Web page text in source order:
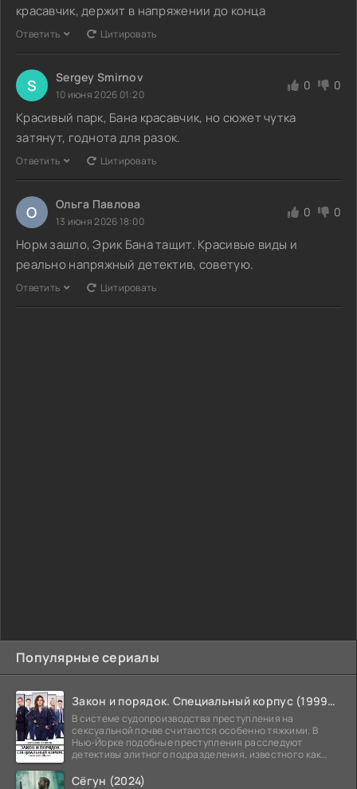
Популярные сериалы
Закон и порядок. Специальный корпус (1999-2026)
В системе судопроизводства преступления на
сексуальной почве считаются особенно тяжкими. В
Нью-Йорке подобные преступления расследуют
детективы элитного подразделения, известного как
Сёгун (2024)
красавчик, держит в напряжении до конца
Ответить Цитировать
S Sergey Smirnov
10 июня 2026 01:20
0 0
Красивый парк, Бана красавчик, но сюжет чутка
затянут, годнота для разок.
Ответить Цитировать
О Ольга Павлова
13 июня 2026 18:00
0 0
Норм зашло, Эрик Бана тащит. Красивые виды и
реально напряжный детектив, советую.
Ответить Цитировать